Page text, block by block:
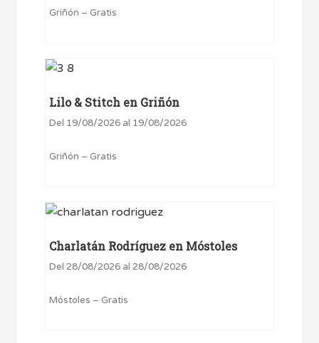
Griñón – Gratis
Lilo & Stitch en Griñón
Del 19/08/2026 al 19/08/2026
Griñón – Gratis
Charlatán Rodríguez en Móstoles
Del 28/08/2026 al 28/08/2026
Móstoles – Gratis